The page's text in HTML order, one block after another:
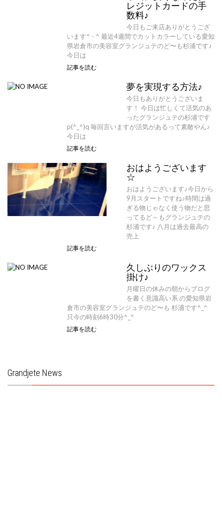
レジットカードの手
数料♪
今日もご来店ありがとうござ
います^ - ^ 最近4週間でカットカラーしている愛知
県岩倉市の美容室グランジュテのど〜も杉浦です♪
今日は
記事を読む
夢を実現する方法♪
今日もありがとうございま
す！ 今日は忙しくて活気のあ
ったグランジュテの杉浦です
p(^_^)q 毎回言いますが活気があるって素敵やん♪
今日は
記事を読む
おはようございます
☆
おはようございます♪今日から
9月スタートですね♪時間は過
ぎる物じゃなく使う物だと思
ってるど～もグランジュテの
杉浦です♪ 八月は過去最高の
売上
記事を読む
久しぶりのワックス
掛け♪
月曜日の休みの朝からブログ
を書く意識高い系 の愛知県岩
倉市の美容室グランジュテのど〜も 杉浦です^_^
只今の時刻6時30分^_^
記事を読む
Grandjete News